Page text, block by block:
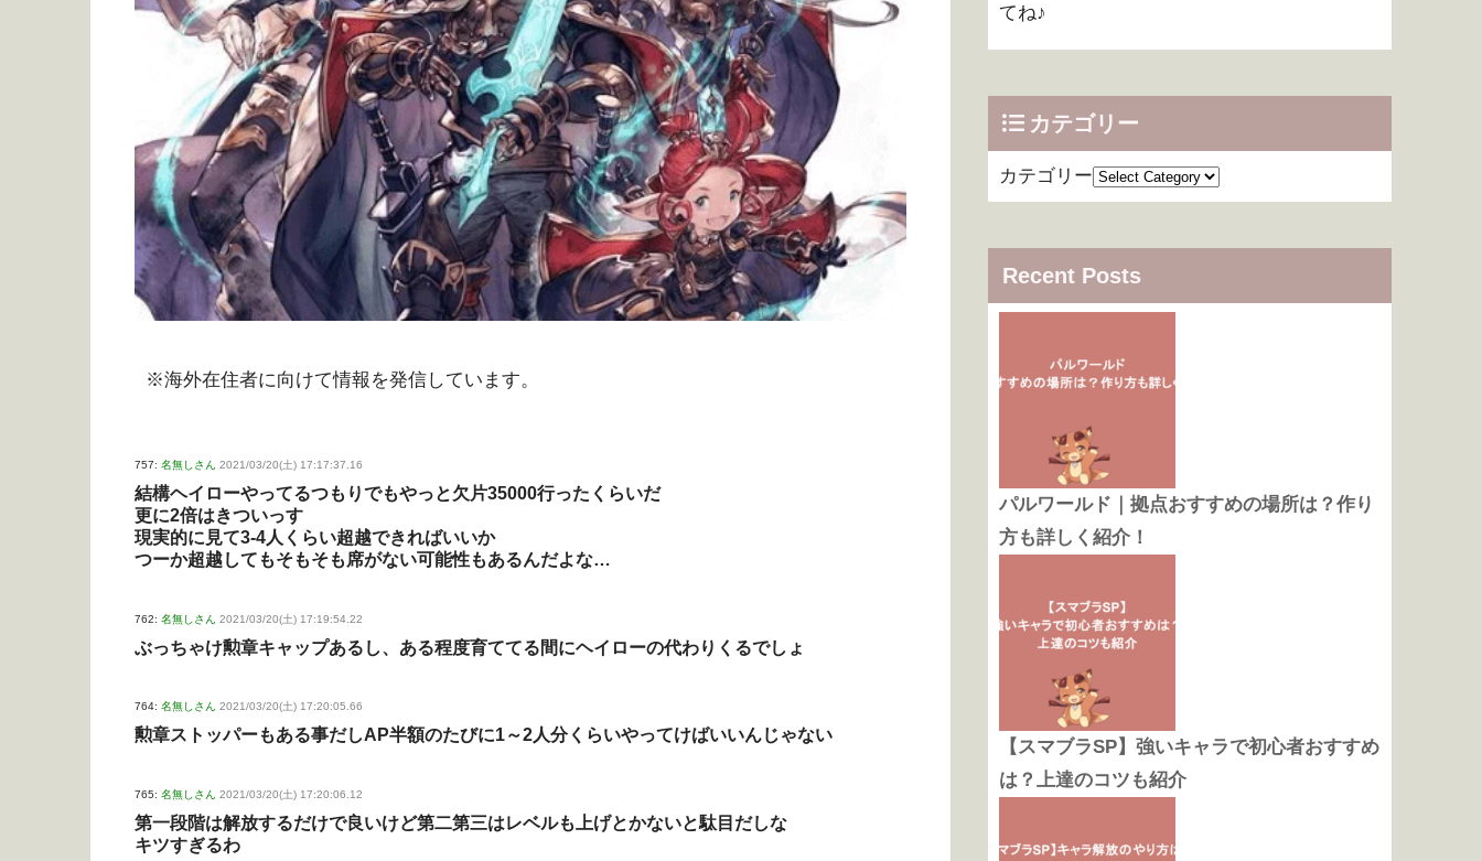
※海外在住者に向けて情報を発信しています。
757: 名無しさん 2021/03/20(土) 17:17:37.16
結構ヘイローやってるつもりでもやっと欠片35000行ったくらいだ
更に2倍はきついっす
現実的に見て3-4人くらい超越できればいいか
つーか超越してもそもそも席がない可能性もあるんだよな…
762: 名無しさん 2021/03/20(土) 17:19:54.22
ぶっちゃけ勲章キャップあるし、ある程度育ててる間にヘイローの代わりくるでしょ
764: 名無しさん 2021/03/20(土) 17:20:05.66
勲章ストッパーもある事だしAP半額のたびに1～2人分くらいやってけばいいんじゃない
765: 名無しさん 2021/03/20(土) 17:20:06.12
第一段階は解放するだけで良いけど第二第三はレベルも上げとかないと駄目だしな
キツすぎるわ
てね♪
カテゴリー
カテゴリー
Recent Posts
パルワールド｜拠点おすすめの場所は？作り
方も詳しく紹介！
【スマブラSP】強いキャラで初心者おすすめ
は？上達のコツも紹介